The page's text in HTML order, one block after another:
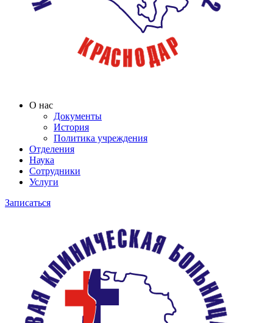
О нас
Документы
История
Политика учреждения
Отделения
Наука
Сотрудники
Услуги
Записаться